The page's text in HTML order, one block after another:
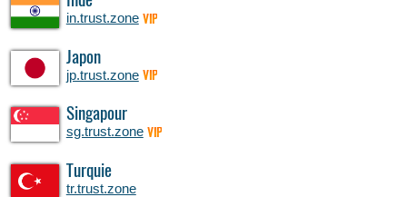
in.trust.zone VIP
Japon
jp.trust.zone VIP
Singapour
sg.trust.zone VIP
Turquie
tr.trust.zone